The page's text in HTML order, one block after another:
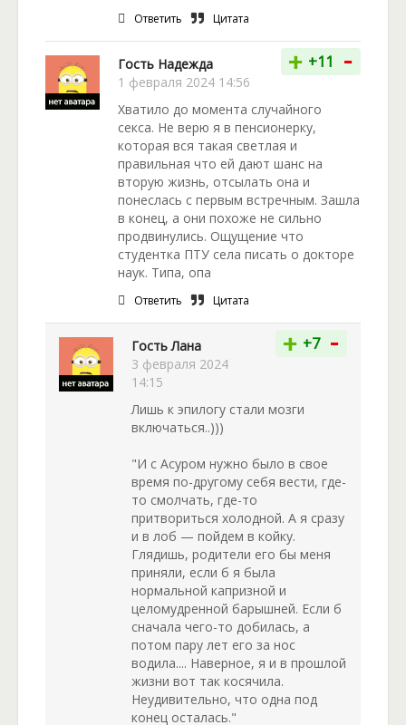
Ответить Цитата
Гость Надежда
1 февраля 2024 14:56
+ +11 -
Хватило до момента случайного
секса. Не верю я в пенсионерку,
которая вся такая светлая и
правильная что ей дают шанс на
вторую жизнь, отсылать она и
понеслась с первым встречным. Зашла
в конец, а они похоже не сильно
продвинулись. Ощущение что
студентка ПТУ села писать о докторе
наук. Типа, опа
Ответить Цитата
Гость Лана
3 февраля 2024
14:15
+ +7 -
Лишь к эпилогу стали мозги
включаться..)))
"И с Асуром нужно было в свое
время по-другому себя вести, где-
то смолчать, где-то
притвориться холодной. А я сразу
и в лоб — пойдем в койку.
Глядишь, родители его бы меня
приняли, если б я была
нормальной капризной и
целомудренной барышней. Если б
сначала чего-то добилась, а
потом пару лет его за нос
водила.... Наверное, я и в прошлой
жизни вот так косячила.
Неудивительно, что одна под
конец осталась."